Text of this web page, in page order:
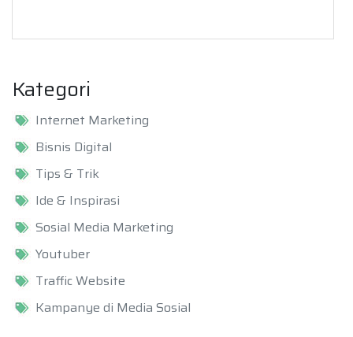
Kategori
Internet Marketing
Bisnis Digital
Tips & Trik
Ide & Inspirasi
Sosial Media Marketing
Youtuber
Traffic Website
Kampanye di Media Sosial